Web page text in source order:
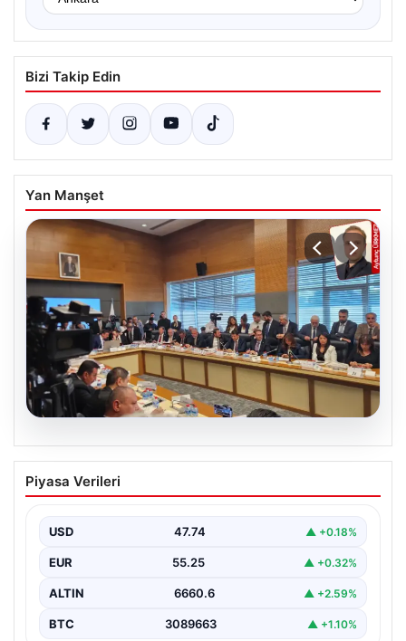
Bizi Takip Edin
Yan Manşet
07.08.2026
TBMM Adalet Komisyonu’nda çerçeve
yasa görüşmesi tartışmalarla başladı
Toplumsal Bütünleşmenin Güçlendirilmesine Dair Kanun
Teklifi" adını…
Piyasa Verileri
USD 47.74 ▲ +0.18%
EUR 55.25 ▲ +0.32%
ALTIN 6660.6 ▲ +2.59%
BTC 3089663 ▲ +1.10%